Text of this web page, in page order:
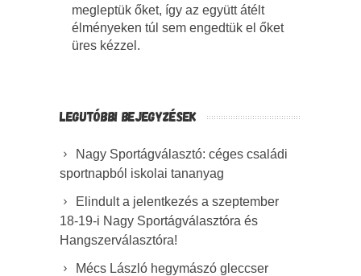
megleptük őket, így az együtt átélt
élményeken túl sem engedtük el őket
üres kézzel.
LEGUTÓBBI BEJEGYZÉSEK
Nagy Sportágválasztó: céges családi
sportnapból iskolai tananyag
Elindult a jelentkezés a szeptember
18-19-i Nagy Sportágválasztóra és
Hangszerválasztóra!
Mécs László hegymászó gleccser